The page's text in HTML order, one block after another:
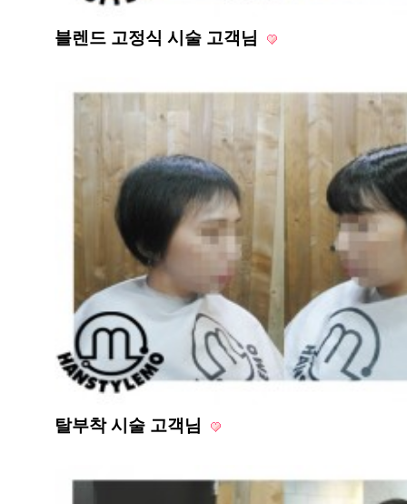
블렌드 고정식 시술 고객님
탈부착 시술 고객님